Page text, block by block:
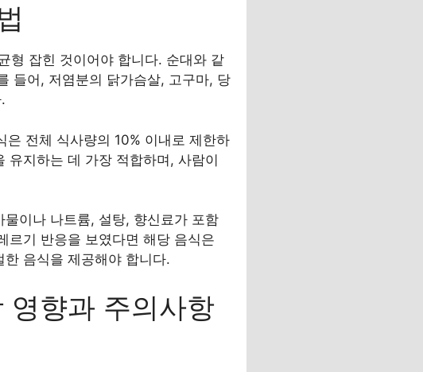
형 잡힌 것이어야 합니다. 순대와 같
들어, 저염분의 닭가슴살, 고구마, 당
전체 식사량의 10% 이내로 제한하
유지하는 데 가장 적합하며, 사람이
이나 나트륨, 설탕, 향신료가 포함
르기 반응을 보였다면 해당 음식은
음식을 제공해야 합니다.
영향과 주의사항